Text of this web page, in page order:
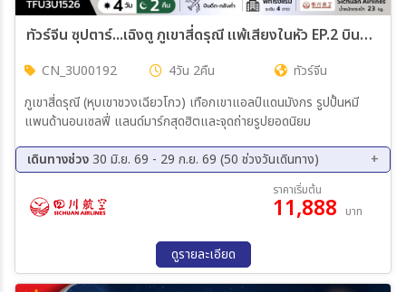
ทัวร์จีน ซุปตาร์...เฉิงตู ภูเขาสี่ดรุณี แพ้เสียงในหัว EP.2 บินดึก-กลับค่ำ 4วัน 2คืน (3U)
CN_3U00192 4วัน 2คืน
ทัวร์จีน
ภูเขาสี่ดรุณี (หุบเขาชวงเฉียวโกว) เทือกเขาแอลป์แดนมังกร รูปปั้นหมี
แพนด้านอนเซลฟี่ แลนด์มาร์กสุดฮิตและจุดถ่ายรูปยอดนิยม
เดินทางช่วง30 มิ.ย. 69 - 29 ก.ย. 69 (50 ช่วงวันเดินทาง)
09 ส.ค. 69 - 12 ส.ค. 69
10 ส.ค. 69 - 13 ส.ค. 69
11 ส.ค. 69 - 14 ส.ค. 69
13 ส.ค. 69 - 16 ส.ค. 69
15 ส.ค. 69 - 18 ส.ค. 69
17 ส.ค. 69 - 20 ส.ค. 69
18 ส.ค. 69 - 21 ส.ค. 69
19 ส.ค. 69 - 22 ส.ค. 69
ราคาเริ่มต้น
11,888 บาท
ดูรายละเอียด